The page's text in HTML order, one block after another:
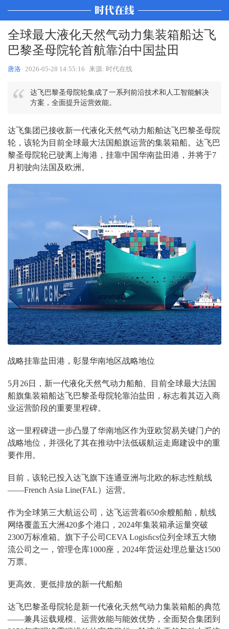
全球最大液化天然气动力集装箱船达飞
巴黎圣母院轮首航靠泊中国盐田
唐洛 2026-05-28 14:55:16 来源: 时代在线
达飞巴黎圣母院轮集成了一系列前沿技术和人工智能解决
方案，全面提升运营效能。
达飞集团已接收新一代液化天然气动力船舶达飞巴黎圣母院
轮，该轮为目前全球最大法国船旗运营的集装箱船。达飞巴
黎圣母院轮已驶离上海港，挂靠中国华南盐田港，并将于7
月初驶向法国及欧洲。
战略挂靠盐田港，彰显华南地区战略地位
5月26日，新一代液化天然气动力船舶、目前全球最大法国
船旗集装箱船达飞巴黎圣母院轮靠泊盐田，标志着其迈入商
业运营阶段的重要里程碑。
这一里程碑进一步凸显了华南地区作为亚欧贸易关键门户的
战略地位，并强化了其在推动中法低碳航运走廊建设中的重
要作用。
目前，该轮已投入达飞旗下连通亚洲与北欧的标志性航线
——French Asia Line(FAL）运营。
作为全球第三大航运公司，达飞运营着650余艘船舶，航线
网络覆盖五大洲420多个港口，2024年集装箱承运量突破
2300万标准箱。旗下子公司CEVA Logisﬁcs位列全球五大物
流公司之一，管理仓库1000座，2024年货运处理总量达1500
万票。
更高效、更低排放的新一代船舶
达飞巴黎圣母院轮是新一代液化天然气动力集装箱船的典范
——兼具运载规模、运营效能与能效优势，全面契合集团到